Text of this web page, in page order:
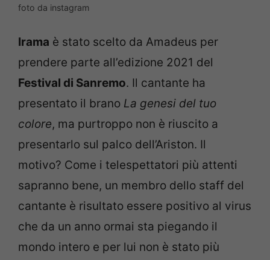
foto da instagram
Irama è stato scelto da Amadeus per
prendere parte all’edizione 2021 del
Festival di Sanremo. Il cantante ha
presentato il brano La genesi del tuo
colore, ma purtroppo non è riuscito a
presentarlo sul palco dell’Ariston. Il
motivo? Come i telespettatori più attenti
sapranno bene, un membro dello staff del
cantante è risultato essere positivo al virus
che da un anno ormai sta piegando il
mondo intero e per lui non è stato più